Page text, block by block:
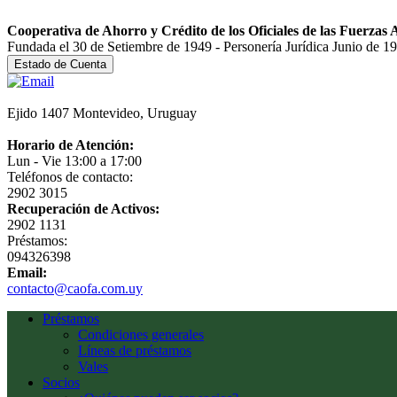
Cooperativa de Ahorro y Crédito de los Oficiales de las Fuerzas
Fundada el 30 de Setiembre de 1949 - Personería Jurídica Junio de
Ejido 1407 Montevideo, Uruguay
Horario de Atención:
Lun - Vie 13:00 a 17:00
Teléfonos de contacto:
2902 3015
Recuperación de Activos:
2902 1131
Préstamos:
094326398
Email:
contacto@caofa.com.uy
Préstamos
Condiciones generales
Líneas de préstamos
Vales
Socios